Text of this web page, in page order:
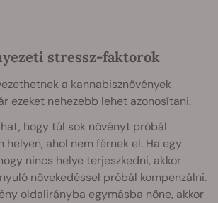
stressz-faktorok
a kannabisznövények
ezeket nehezebb lehet azonosítani.
hogy túl sok növényt próbál
helyen, ahol nem férnek el. Ha egy
nincs helye terjeszkedni, akkor
növekedéssel próbál kompenzálni.
oldalirányba egymásba nőne, akkor